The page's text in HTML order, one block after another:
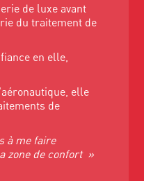
de luxe avant
du traitement de
en elle,
elle
de
à me faire
zone de confort »